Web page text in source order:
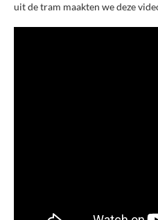
uit de tram maakten we deze